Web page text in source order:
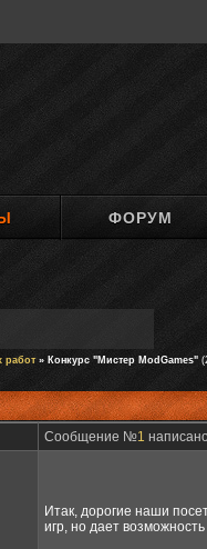
ФОРУМ
работ» Конкурс "Мистер ModGames"
Сообщение №1
Итак, дорогие наши
игр, но дает